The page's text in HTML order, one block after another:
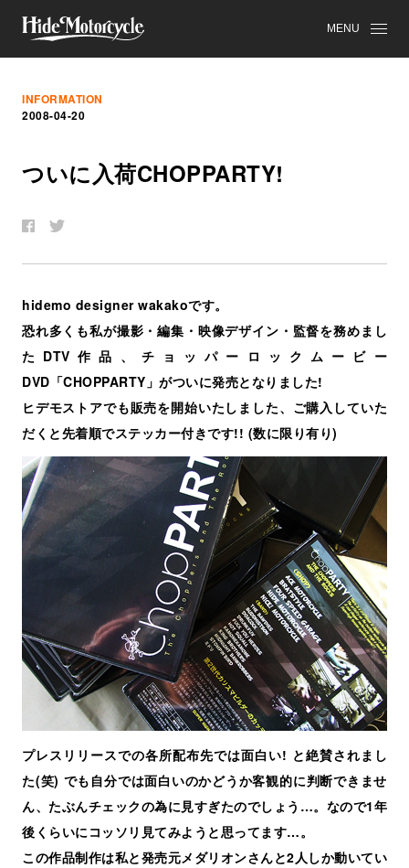
MENU
INFORMATION
2008-04-20
ついに入荷CHOPPARTY!
hidemo designer wakakoです。
恐れ多くも私が撮影・編集・映像デザイン・監督を務めまし
たDTV作品、チョッパーロックムービー
DVD「CHOPPARTY」がついに発売となりました!
ヒデモストアでも販売を開始いたしました、ご購入していた
だくと先着順でステッカー付きです!! (数に限り有り)
プレスリリースでの各所配布先では面白い! と絶賛されまし
た(笑) でも自分では面白いのかどうか客観的に判断できませ
ん、たぶんチェックの為に見すぎたのでしょう…。なので1年
後くらいにコッソリ見てみようと思ってます…。
この作品制作は私と発売元メダリオンさんと2人しか動いてい